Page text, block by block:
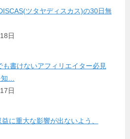
ツタヤディスカス)の30日無
日
も書けないアフィリエイター必見
…
日
に重大な影響が出ないよう、